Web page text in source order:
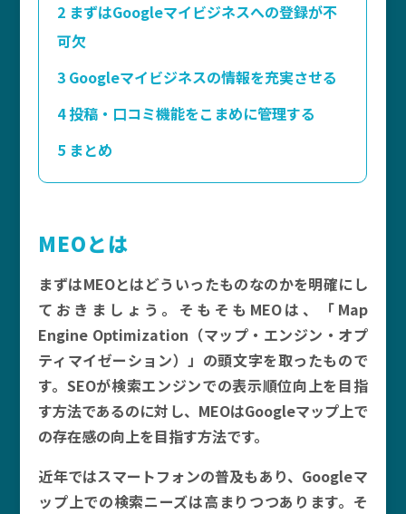
2 まずはGoogleマイビジネスへの登録が不
可欠
3 Googleマイビジネスの情報を充実させる
4投稿・口コミ機能をこまめに管理する
5 まとめ
MEOとは
まずはMEOとはどういったものなのかを明確にし
ておきましょう。そもそもMEOは、「Map
Engine Optimization（マップ・エンジン・オプ
ティマイゼーション）」の頭文字を取ったもので
す。SEOが検索エンジンでの表示順位向上を目指
す方法であるのに対し、MEOはGoogleマップ上で
の存在感の向上を目指す方法です。
近年ではスマートフォンの普及もあり、Googleマ
ップ上での検索ニーズは高まりつつあります。そ